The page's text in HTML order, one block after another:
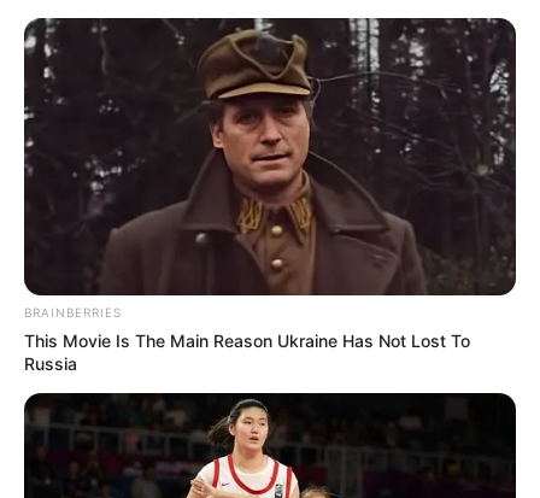
HOME
INSPIRASI
STYLE
FILM &
NGAKAK
QUOTES
HYPE
MORE
BRAINBERRIES
This Movie Is The Main Reason Ukraine Has Not Lost To
Russia